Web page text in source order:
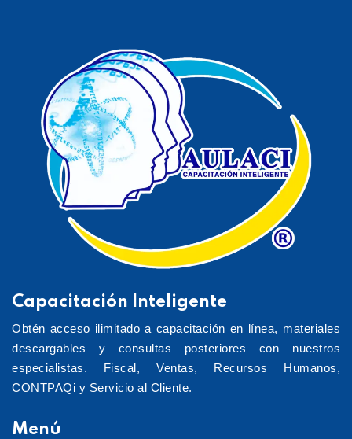
Capacitación Inteligente
Obtén acceso ilimitado a capacitación en línea, materiales
descargables y consultas posteriores con nuestros
especialistas. Fiscal, Ventas, Recursos Humanos,
CONTPAQi y Servicio al Cliente.
Menú